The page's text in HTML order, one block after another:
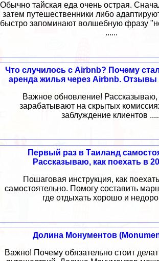
Обычно тайская еда очень острая.
затем путешественники либо
быстро запоминают волшебную фразу
......
Что случилось с Airbnb? Почему
аренда жилья через Airbnb. Отзывы
Важное обновление! Рассказываю,
зарабатывают на скрытых
заблуждение клиентов
Первый раз в Таиланд
Рассказываю, как поехать в
Пошаговая инструкция, как
самостоятельно. Помогу составить
где отдыхать хорошо и
Долина Монументов
Важно! Почему обязательно стоит